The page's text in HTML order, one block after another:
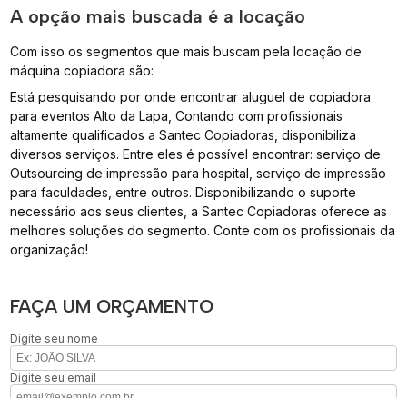
A opção mais buscada é a locação
Com isso os segmentos que mais buscam pela locação de
máquina copiadora são:
Está pesquisando por onde encontrar aluguel de copiadora
para eventos Alto da Lapa, Contando com profissionais
altamente qualificados a Santec Copiadoras, disponibiliza
diversos serviços. Entre eles é possível encontrar: serviço de
Outsourcing de impressão para hospital, serviço de impressão
para faculdades, entre outros. Disponibilizando o suporte
necessário aos seus clientes, a Santec Copiadoras oferece as
melhores soluções do segmento. Conte com os profissionais da
organização!
FAÇA UM ORÇAMENTO
Digite seu nome
Digite seu email